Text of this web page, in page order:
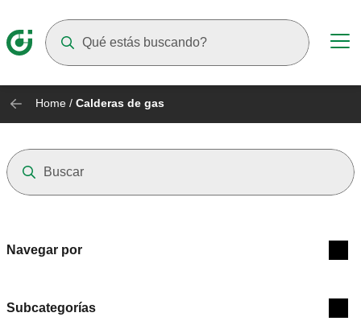
Home / Calderas de gas
Navegar por
Subcategorías